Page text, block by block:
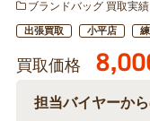
ブランドバッグ 買取実績
出張買取 小平店
買取価格
担当バイヤーか